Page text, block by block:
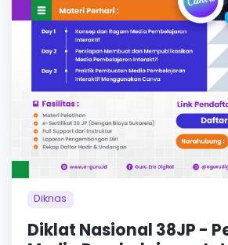
Diknas
Diklat Nasional 38JP -